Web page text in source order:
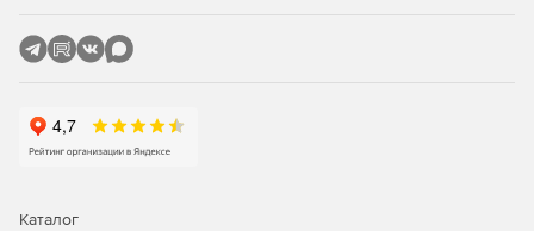
несанкционированного доступа, активные меры по
Аудит управления действиями пользователей в сети.
пользователей; определять ответственность за
Каталог